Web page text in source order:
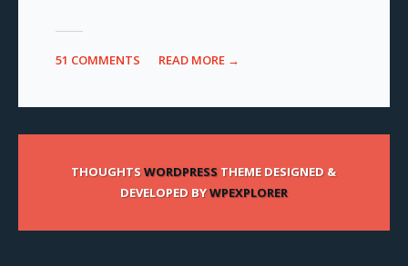
51 COMMENTS READ MORE →
THOUGHTSWORDPRESS THEME DESIGNED &
DEVELOPED BYWPEXPLORER